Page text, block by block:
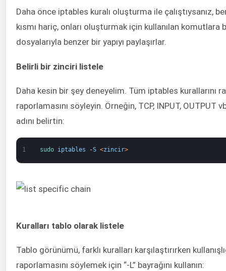
Daha önce iptables kuralı oluşturma ile çalıştıysanız,
kısmı hariç, onları oluşturmak için kullanılan komutlara
dosyalarıyla benzer bir yapıyı paylaşırlar.
Belirli bir zinciri listele
Daha kesin bir şey deneyelim. Tüm iptables kurallarını
raporlamasını söyleyin. Örneğin, TCP, INPUT, OUTPUT
adını belirtin:
1 sudo iptables -S <zincir>
Kuralları tablo olarak listele
Tablo görünümü, farklı kuralları karşılaştırırken
raporlamasını söylemek için “-L” bayrağını kullanın: